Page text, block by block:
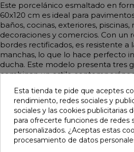
Este porcelánico esmaltado en
60x120 cm es ideal para
baños, cocinas, exteriores, piscinas,
decoraciones y comercios. Con un
bordes rectificados, es resistente a
manchas, lo que lo hace perfecto
ducha. Este modelo presenta tres
combinan un estilo
Pensamos que te
Esta tienda te pide que aceptes
rendimiento, redes sociales y
sociales y las cookies publicitarias
para ofrecerte funciones de redes
personalizados. ¿Aceptas estas
procesamiento de datos